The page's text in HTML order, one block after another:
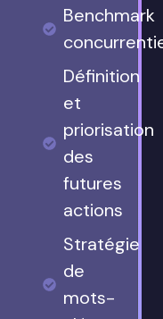
Benchmark
Définition
et
priorisation
des
futures
actions
Stratégie
de
mots-